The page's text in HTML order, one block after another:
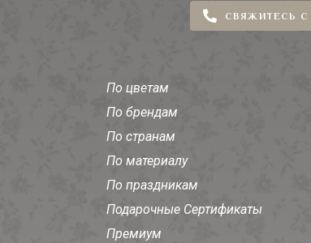
СВЯЖИТЕСЬ
По цветам
По брендам
По странам
По материалу
По праздникам
Подарочные Сертификаты
Премиум